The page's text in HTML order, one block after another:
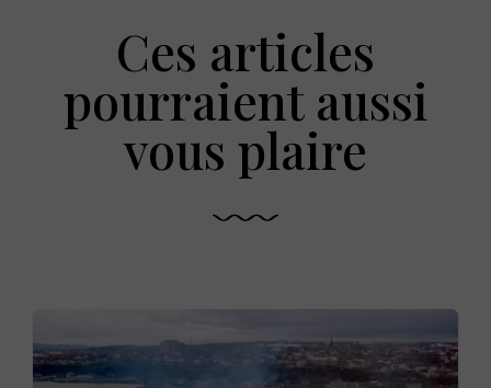
Ces articles
pourraient aussi
vous plaire